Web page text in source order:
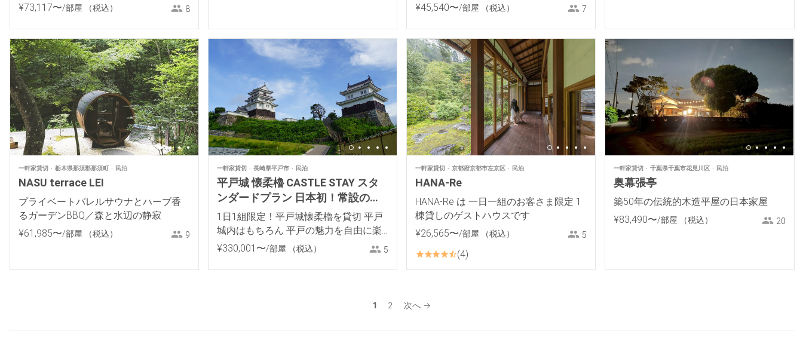
¥73,117〜/部屋 （税込） 8
¥45,540〜/部屋 （税込） 7
一軒家貸切 栃木県那須郡那須町 民泊
NASU terrace LEI
プライベートバレルサウナとハーブ香
るガーデンBBQ／森と水辺の静寂
¥61 ,985〜/部屋 （税込） 9
一軒家貸切 長崎県平戸市 民泊
平戸城 懐柔櫓 CASTLE STAY スタ
ンダードプラン 日本初！常設の日
本100名城に泊まる！
1日1組限定！平戸城懐柔櫓を貸切 平戸
城内はもちろん 平戸の魅力を自由に楽
しむお得なプランです！
¥330,001 〜/部屋 （税込） 5
一軒家貸切 京都府京都市左京区 民泊
HANA-Re
HANA-Re は 一日一組のお客さま限定 1
棟貸しのゲストハウスです
¥26,565〜/部屋 （税込） 5
4
一軒家貸切 千葉県千葉市花見川区 民泊
奥幕張亭
築50年の伝統的木造平屋の日本家屋
¥83,490〜/部屋 （税込） 20
1 2 次へ →